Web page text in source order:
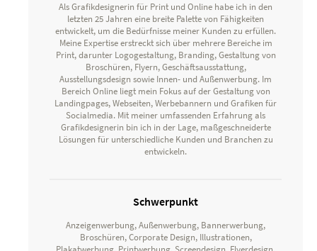
Als Grafikdesignerin für Print und Online habe ich in den
letzten 25 Jahren eine breite Palette von Fähigkeiten
entwickelt, um die Bedürfnisse meiner Kunden zu erfüllen.
Meine Expertise erstreckt sich über mehrere Bereiche im
Print, darunter Logogestaltung, Branding, Gestaltung von
Broschüren, Flyern, Geschäftsausstattung,
Ausstellungsdesign sowie Innen- und Außenwerbung. Im
Bereich Online liegt mein Fokus auf der Gestaltung von
Landingpages, Webseiten, Werbebannern und Grafiken für
Socialmedia. Mit meiner umfassenden Erfahrung als
Grafikdesignerin bin ich in der Lage, maßgeschneiderte
Lösungen für unterschiedliche Kunden und Branchen zu
entwickeln.
Schwerpunkt
Anzeigenwerbung, Außenwerbung, Bannerwerbung,
Broschüren, Corporate Design, Illustrationen,